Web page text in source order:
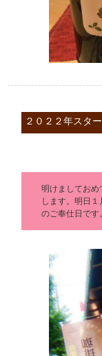
２０２２年スタ
明けましておめ
します。明日
のご奉仕日です